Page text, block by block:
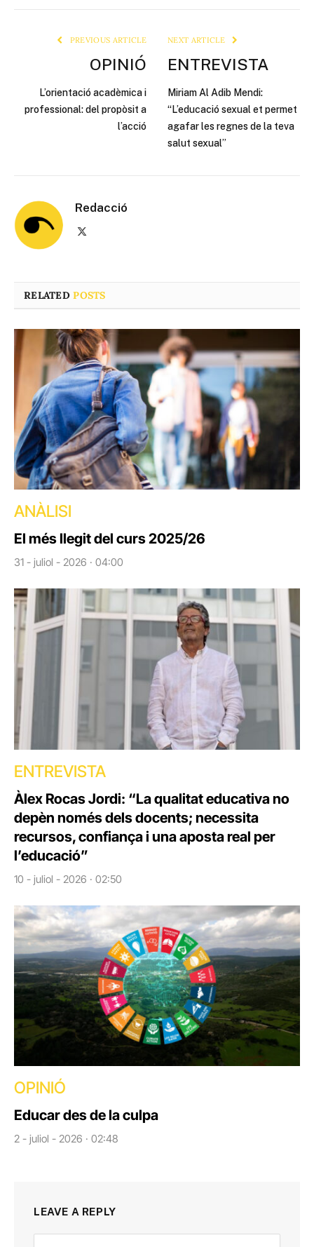
PREVIOUS ARTICLE
OPINIÓ
L’orientació acadèmica i
professional: del propòsit a
l’acció
NEXT ARTICLE
ENTREVISTA
Miriam Al Adib Mendi:
“L’educació sexual et permet
agafar les regnes de la teva
salut sexual”
Redacció
RELATEDPOSTS
ANÀLISI
El més llegit del curs 2025/26
31 - juliol - 2026 · 04:00
ENTREVISTA
Àlex Rocas Jordi: “La qualitat educativa no
depèn només dels docents; necessita
recursos, confiança i una aposta real per
l’educació”
10 - juliol - 2026 · 02:50
OPINIÓ
Educar des de la culpa
2 - juliol - 2026 · 02:48
LEAVE A REPLY